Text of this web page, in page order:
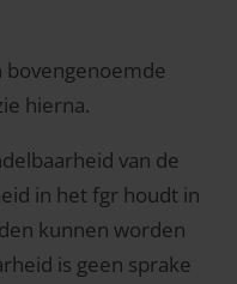
bovengenoemde
hierna.
van de
in het fgr houdt in
kunnen worden
is geen sprake